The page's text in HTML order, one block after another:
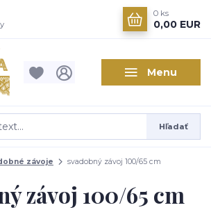
Menu
Hľadať
0 ks
0,00 EUR
závoje svadobný závoj 100/65 cm
závoj 100/65 cm